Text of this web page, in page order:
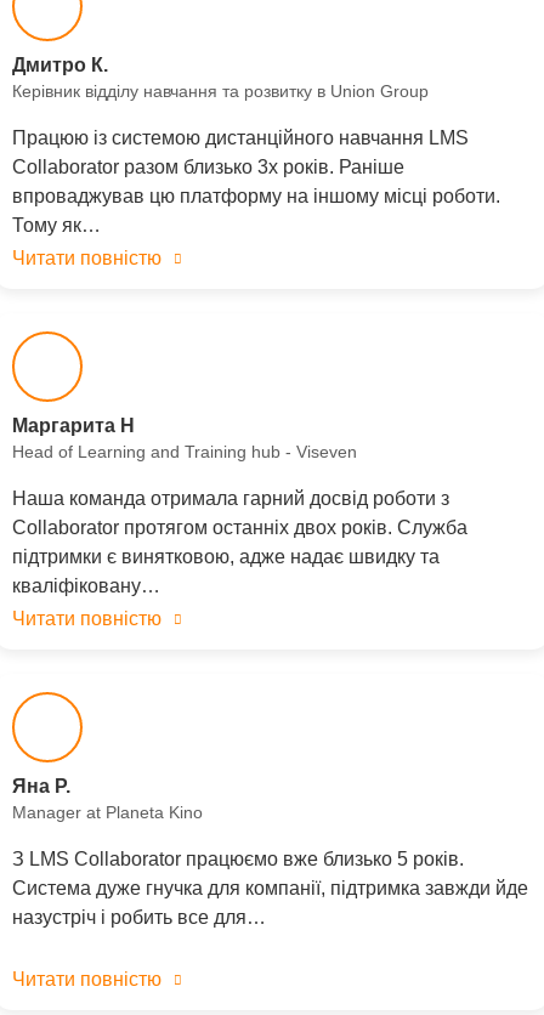
Дмитро К.
Керівник відділу навчання та розвитку в Union Group
Працюю із системою дистанційного навчання LMS
Collaborator разом близько 3х років. Раніше
впроваджував цю платформу на іншому місці роботи.
Тому як…
Читати повністю
Маргарита Н
Head of Learning and Training hub - Viseven
Наша команда отримала гарний досвід роботи з
Collaborator протягом останніх двох років. Служба
підтримки є винятковою, адже надає швидку та
кваліфіковану…
Читати повністю
Яна Р.
Manager at Planeta Kino
З LMS Collaborator працюємо вже близько 5 років.
Система дуже гнучка для компанії, підтримка завжди йде
назустріч і робить все для…
Читати повністю